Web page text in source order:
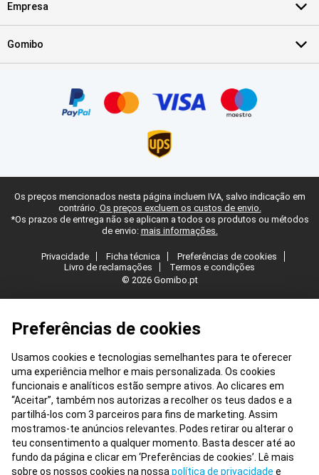
Preferências de cookies
Usamos cookies e tecnologias semelhantes para te oferecer
uma experiência melhor e mais personalizada. Os cookies
funcionais e analíticos estão sempre ativos. Ao clicares em
“Aceitar”, também nos autorizas a recolher os teus dados e a
partilhá-los com 3 parceiros para fins de marketing. Assim
mostramos-te anúncios relevantes. Podes retirar ou alterar o
teu consentimento a qualquer momento. Basta descer até ao
fundo da página e clicar em ‘Preferências de cookies’. Lê mais
sobre os nossos cookies na nossa política de privacidade e
Empresa
Gomibo
Os preços mencionados nesta página incluem IVA, salvo indicação em
contrário. Os preços excluem os custos de envio.
*Os prazos de entrega não se aplicam a todos os produtos ou métodos
de envio: mais informações.
Privacidade Ficha técnica
Preferências de cookies
Livro de reclamações
Termos e condições
© 2026 Gomibo.pt